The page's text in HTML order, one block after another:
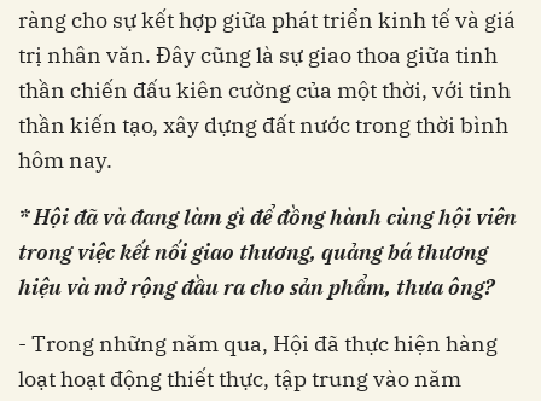
ràng cho sự kết hợp giữa phát triển kinh tế và giá
trị nhân văn. Đây cũng là sự giao thoa giữa tinh
thần chiến đấu kiên cường của một thời, với tinh
thần kiến tạo, xây dựng đất nước trong thời bình
hôm nay.
* Hội đã và đang làm gì để đồng hành cùng hội viên
trong việc kết nối giao thương, quảng bá thương
hiệu và mở rộng đầu ra cho sản phẩm, thưa ông?
- Trong những năm qua, Hội đã thực hiện hàng
loạt hoạt động thiết thực, tập trung vào năm